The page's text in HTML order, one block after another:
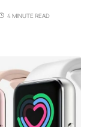
4 MINUTE READ